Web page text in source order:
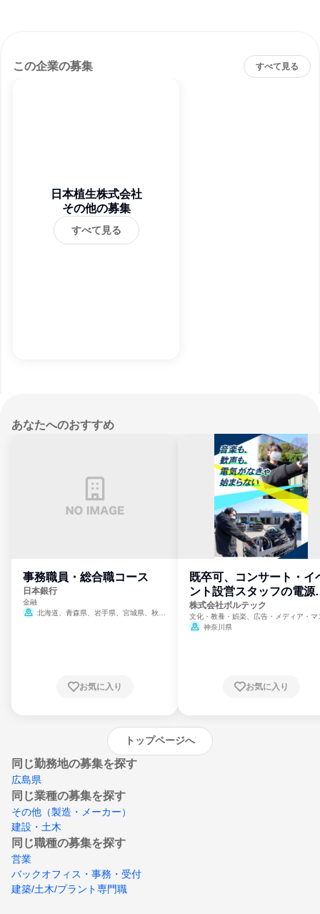
この企業の募集 すべて見る
日本植生株式会社
その他の募集
すべて見る
あなたへのおすすめ
事務職員・総合職コース
日本銀行
金融
北海道、青森県、岩手県、宮城県、秋田
崎県、熊本県、大分県、宮崎県、鹿児島県、
お気に入り
既卒可、コンサート・イ
ント設営スタッフの電源
門
株式会社ボルテック
文化・教養・娯楽、広告・メディア・マ
ミ、電力・ガス・水道・エネルギー
神奈川県
お気に入り
トップページへ
同じ勤務地の募集を探す
広島県
同じ業種の募集を探す
その他（製造・メーカー）
建設・土木
同じ職種の募集を探す
営業
バックオフィス・事務・受付
建築/土木/プラント専門職